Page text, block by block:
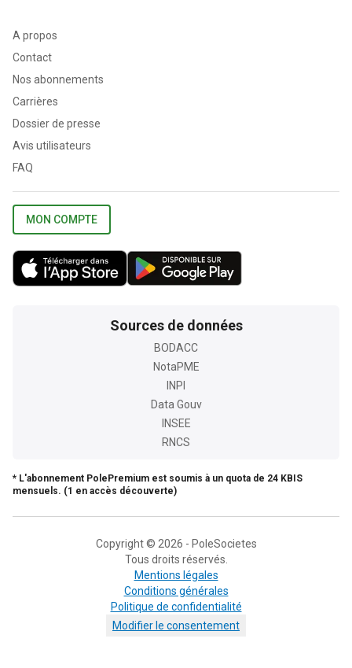
A propos
Contact
Nos abonnements
Carrières
Dossier de presse
Avis utilisateurs
FAQ
MON COMPTE
Sources de données
BODACC
NotaPME
INPI
Data Gouv
INSEE
RNCS
* L'abonnement PolePremium est soumis à un quota de 24 KBIS
mensuels. (1 en accès découverte)
Copyright © 2026 - PoleSocietes
Tous droits réservés.
Mentions légales
Conditions générales
Politique de confidentialité
Modifier le consentement